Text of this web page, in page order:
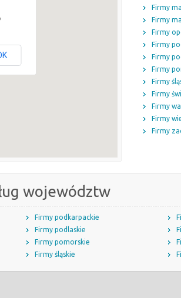
Firmy
Firmy
Firmy
Firmy
Firmy
Firmy
Firmy
Firmy
Firmy
Firmy
Firmy
województw
Firmy podkarpackie
Firmy podlaskie
Firmy pomorskie
Firmy śląskie